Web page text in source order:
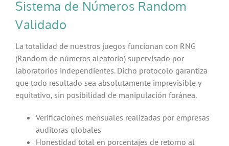
Sistema de Números Random
Validado
La totalidad de nuestros juegos funcionan con RNG
(Random de números aleatorio) supervisado por
laboratorios independientes. Dicho protocolo garantiza
que todo resultado sea absolutamente imprevisible y
equitativo, sin posibilidad de manipulación foránea.
Verificaciones mensuales realizadas por empresas
auditoras globales
Honestidad total en porcentajes de retorno al